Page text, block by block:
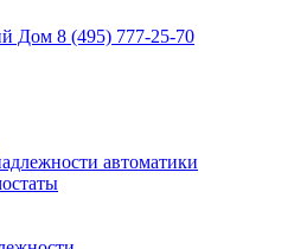
8 (495) 777-25-70
автоматики